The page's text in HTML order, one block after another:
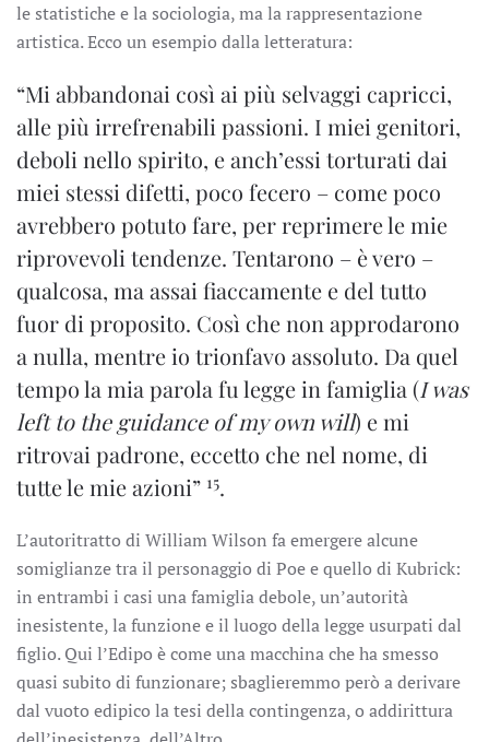
le statistiche e la sociologia, ma la rappresentazione
artistica. Ecco un esempio dalla letteratura:
“Mi abbandonai così ai più selvaggi capricci,
alle più irrefrenabili passioni. I miei genitori,
deboli nello spirito, e anch’essi torturati dai
miei stessi difetti, poco fecero – come poco
avrebbero potuto fare, per reprimere le mie
riprovevoli tendenze. Tentarono – è vero –
qualcosa, ma assai fiaccamente e del tutto
fuor di proposito. Così che non approdarono
a nulla, mentre io trionfavo assoluto. Da quel
tempo la mia parola fu legge in famiglia (I was
left to the guidance of my own will) e mi
ritrovai padrone, eccetto che nel nome, di
tutte le mie azioni” 15.
L’autoritratto di William Wilson fa emergere alcune
somiglianze tra il personaggio di Poe e quello di Kubrick:
in entrambi i casi una famiglia debole, un’autorità
inesistente, la funzione e il luogo della legge usurpati dal
figlio. Qui l’Edipo è come una macchina che ha smesso
quasi subito di funzionare; sbaglieremmo però a derivare
dal vuoto edipico la tesi della contingenza, o addirittura